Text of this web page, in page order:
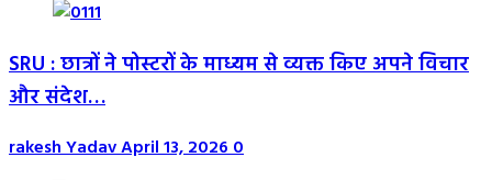
SRU : छात्रों ने पोस्टरों के माध्यम से व्यक्त किए अपने विचार
और संदेश…
rakesh YadavApril 13, 20260